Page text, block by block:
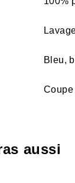
Bleu,
Coupe
aussi